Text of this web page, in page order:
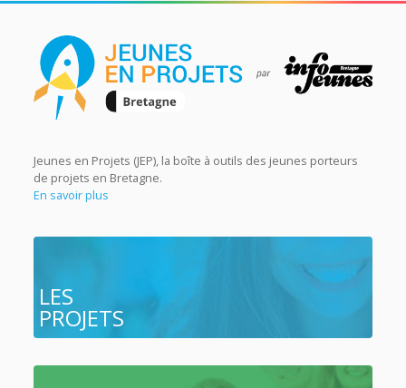
Jeunes en Projets (JEP), la boîte à outils des jeunes porteurs
de projets en Bretagne.
En savoir plus
LES
PROJETS